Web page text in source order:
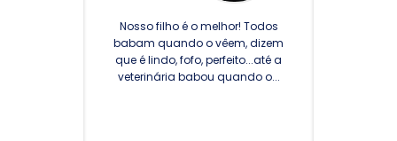
Nosso filho é o melhor! Todos
babam quando o vêem, dizem
que é lindo, fofo, perfeito...até a
veterinária babou quando o...